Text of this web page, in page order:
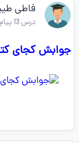
فاطی
درس 13 پیام آسمانی هفتم
جوابش کجای